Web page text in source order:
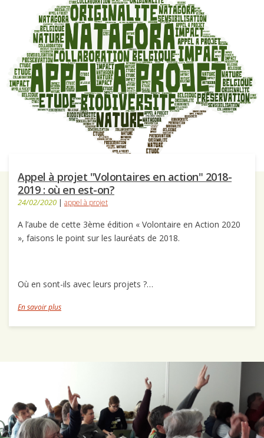
Appel à projet "Volontaires en action" 2018-
2019 : où en est-on?
24/02/2020 | appel à projet
A l’aube de cette 3ème édition « Volontaire en Action 2020
», faisons le point sur les lauréats de 2018.
Où en sont-ils avec leurs projets ?…
En savoir plus